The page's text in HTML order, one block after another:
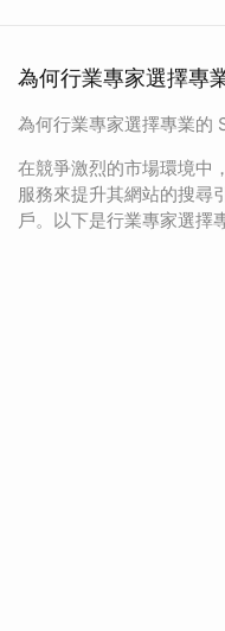
為何行業專家選擇專
為何行業專家選擇專業的
在競爭激烈的市場環境中
服務來提升其網站的搜尋
戶。以下是行業專家選擇